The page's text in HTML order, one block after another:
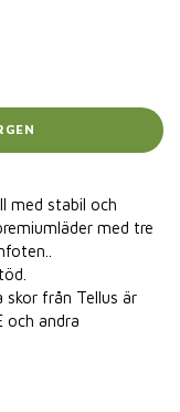
med stabil och
med tre
skor från Tellus är
och andra